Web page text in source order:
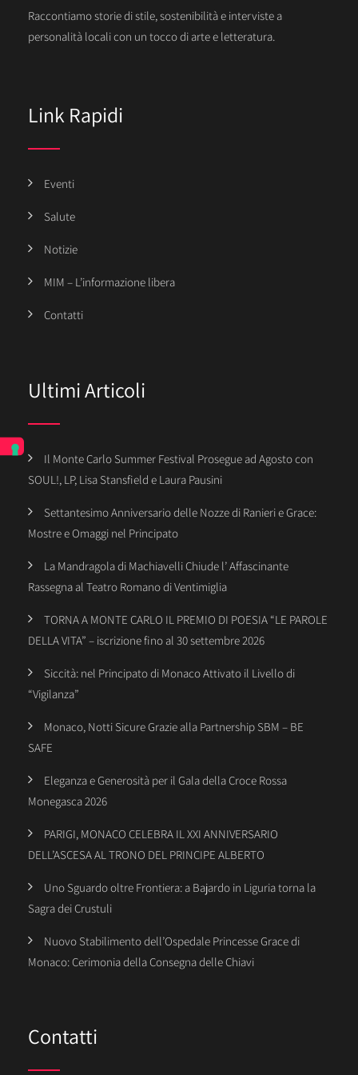
Raccontiamo storie di stile, sostenibilità e interviste a
personalità locali con un tocco di arte e letteratura.
Link Rapidi
Eventi
Salute
Notizie
MIM – L’informazione libera
Contatti
Ultimi Articoli
Il Monte Carlo Summer Festival Prosegue ad Agosto con
SOUL!, LP, Lisa Stansfield e Laura Pausini
Settantesimo Anniversario delle Nozze di Ranieri e Grace:
Mostre e Omaggi nel Principato
La Mandragola di Machiavelli Chiude l’ Affascinante
Rassegna al Teatro Romano di Ventimiglia
TORNA A MONTE CARLO IL PREMIO DI POESIA “LE PAROLE
DELLA VITA” – iscrizione fino al 30 settembre 2026
Siccità: nel Principato di Monaco Attivato il Livello di
“Vigilanza”
Monaco, Notti Sicure Grazie alla Partnership SBM – BE
SAFE
Eleganza e Generosità per il Gala della Croce Rossa
Monegasca 2026
PARIGI, MONACO CELEBRA IL XXI ANNIVERSARIO
DELL’ASCESA AL TRONO DEL PRINCIPE ALBERTO
Uno Sguardo oltre Frontiera: a Bajardo in Liguria torna la
Sagra dei Crustuli
Nuovo Stabilimento dell’Ospedale Princesse Grace di
Monaco: Cerimonia della Consegna delle Chiavi
Contatti